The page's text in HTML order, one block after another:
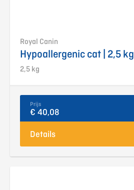
Royal Canin
Hypoallergenic cat | 2,5 kg
2,5 kg
Prijs
€ 40,08
Details